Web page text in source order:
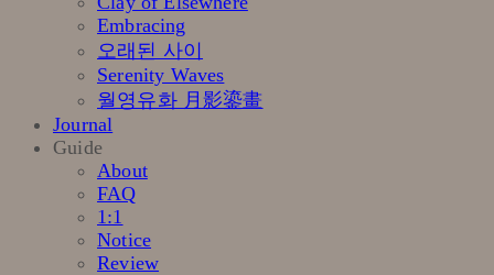
Embracing
오래된 사이
Serenity Waves
월영유화 月影鎏畫
Journal
Guide
About
FAQ
1:1
Notice
Review